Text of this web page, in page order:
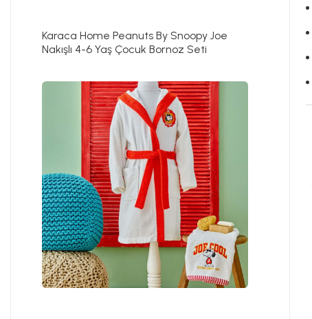
Karaca Home Peanuts By Snoopy Joe
Nakışlı 4-6 Yaş Çocuk Bornoz Seti